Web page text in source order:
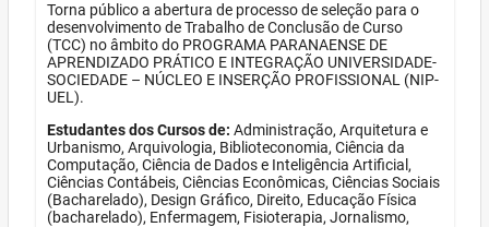
Torna público a abertura de processo de seleção para o
desenvolvimento de Trabalho de Conclusão de Curso
(TCC) no âmbito do PROGRAMA PARANAENSE DE
APRENDIZADO PRÁTICO E INTEGRAÇÃO UNIVERSIDADE-
SOCIEDADE – NÚCLEO E INSERÇÃO PROFISSIONAL (NIP-
UEL).
Estudantes dos Cursos de: Administração, Arquitetura e
Urbanismo, Arquivologia, Biblioteconomia, Ciência da
Computação, Ciência de Dados e Inteligência Artificial,
Ciências Contábeis, Ciências Econômicas, Ciências Sociais
(Bacharelado), Design Gráfico, Direito, Educação Física
(bacharelado), Enfermagem, Fisioterapia, Jornalismo,